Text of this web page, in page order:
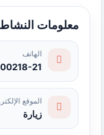
معلومات النشاط
الهاتف
00218-21 -340 8802 /03.
الموقع
زيارة